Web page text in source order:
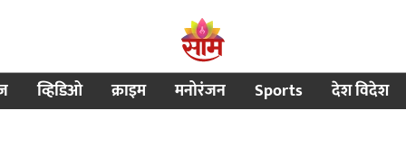
व्हिडिओ क्राइम मनोरंजन Sports देश विदेश